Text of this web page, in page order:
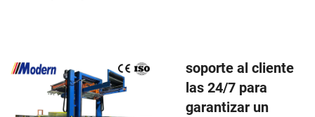
soporte al cliente
las 24/7 para
garantizar un